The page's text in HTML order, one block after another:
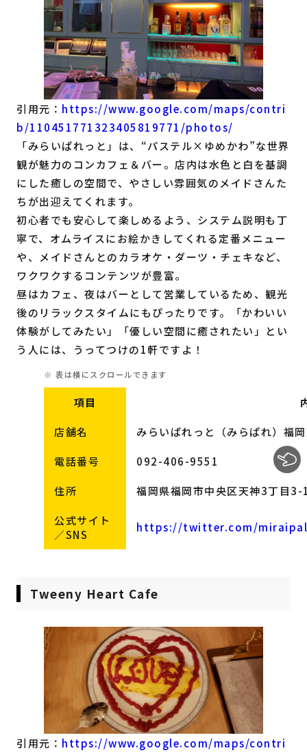
引用元： https://www.google.com/maps/contri
b/110451771323405819771/photos/
「みらいぱれっと」は、“パステル×ゆめかわ”な世界
観が魅力のコンカフェ＆バー。店内は水色と白を基調
にした癒しの空間で、やさしい雰囲気のメイドさんた
ちが出迎えてくれます。
初心者でも安心して楽しめるよう、システム説明も丁
寧で、オムライスにお絵かきしてくれる定番メニュー
や、メイドさんとのカラオケ・ダーツ・チェキなど、
ワクワクするコンテンツが豊富。
昼はカフェ、夜はバーとして営業しているため、観光
後のリラックスタイムにもぴったりです。「かわいい
体験がしてみたい」「優しい空間に癒されたい」とい
う人には、うってつけの1軒ですよ！
項目
店舗名 みらいぱれっと（みらぱれ）福
電話番号 092-406-9551
住所 福岡県福岡市中央区天神3丁目3-
公式サイト
／SNS
https://twitter.com/
Tweeny Heart Cafe
引用元： https://www.google.com/maps/contri